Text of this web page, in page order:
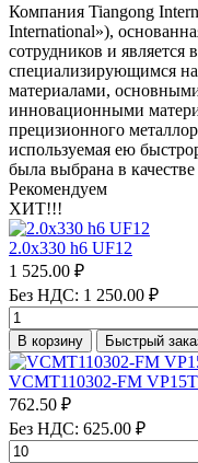
Компания Tiangong
International»),
сотрудников и
специализирующимся
материалами,
инновационными
прецизионного
используемая ею
была выбрана в
Рекомендуем
ХИТ!!!
2.0х330 h6 UF12
1 525.00 ₽
Без НДС: 1 250.00 ₽
В корзину Быстрый
VCMT110302-FM
762.50 ₽
Без НДС: 625.00 ₽